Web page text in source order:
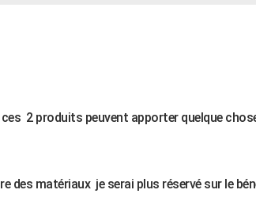
2 produits peuvent apporter quelque
des matériaux je serai plus réservé sur le